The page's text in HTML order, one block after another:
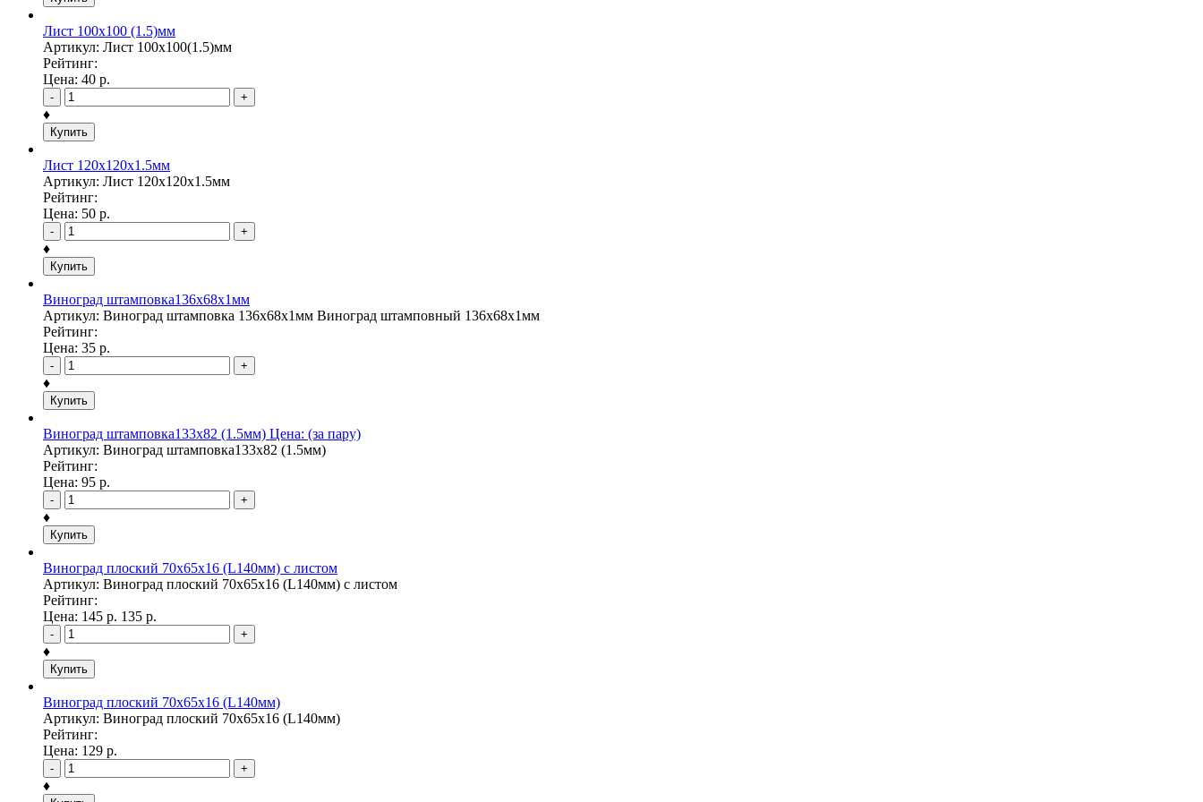
Лист 100х100 (1.5)мм
Артикул: Лист 100х100(1.5)мм
Рейтинг:
Цена: 40 р.
- +
♦
Купить
Лист 120х120х1.5мм
Артикул: Лист 120х120х1.5мм
Рейтинг:
Цена: 50 р.
- +
♦
Купить
Виноград штамповка136х68х1мм
Артикул: Виноград штамповка 136х68х1мм Виноград штамповный 136х68х1мм
Рейтинг:
Цена: 35 р.
- +
♦
Купить
Виноград штамповка133х82 (1.5мм) Цена: (за пару)
Артикул: Виноград штамповка133х82 (1.5мм)
Рейтинг:
Цена: 95 р.
- +
♦
Купить
Виноград плоский 70х65х16 (L140мм) с листом
Артикул: Виноград плоский 70х65х16 (L140мм) с листом
Рейтинг:
Цена: 145 р. 135 р.
- +
♦
Купить
Виноград плоский 70х65х16 (L140мм)
Артикул: Виноград плоский 70х65х16 (L140мм)
Рейтинг:
Цена: 129 р.
- +
♦